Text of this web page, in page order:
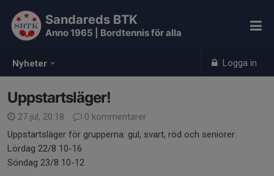
Nyheter Logga in
Sandareds BTK
Anno 1965 | Bordtennis för alla
Uppstartsläger!
27 jul, 20:18
0 kommentarer
Uppstartsläger för grupperna: gul, svart, röd och seniorer.
Lördag 22/8 10-16
Söndag 23/8 10-12